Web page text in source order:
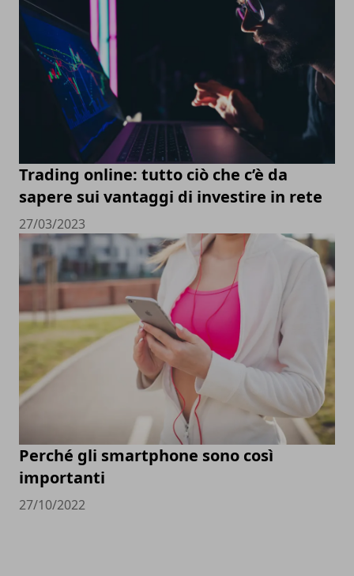
Trading online: tutto ciò che c’è da
sapere sui vantaggi di investire in rete
27/03/2023
Perché gli smartphone sono così
importanti
27/10/2022